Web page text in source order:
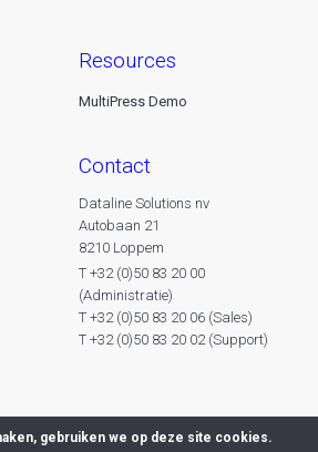
resources
MultiPress Demo
contact
Dataline Solutions nv
Autobaan 21
8210 Loppem
T +32 (0)50 83 20 00
(Administratie)
T +32 (0)50 83 20 06 (Sales)
T +32 (0)50 83 20 02 (Support)
gebruiken we op deze site cookies.